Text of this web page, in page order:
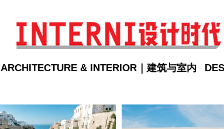
ARCHITECTURE & INTERIOR｜建筑与室内